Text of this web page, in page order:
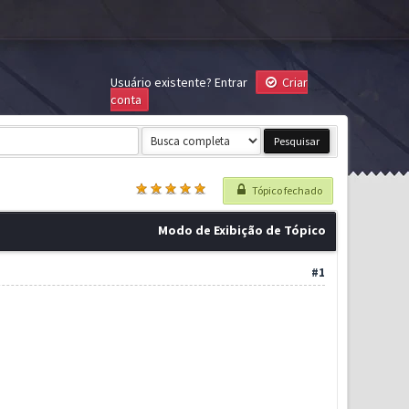
Usuário existente? Entrar
Criar
conta
Tópico fechado
Modo de Exibição de Tópico
#1